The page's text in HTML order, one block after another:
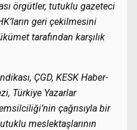
örgütler, tutuklu gazeteci
geri çekilmesini
tarafından karşılık
ÇGD, KESK Haber-
Türkiye Yazarlar
çağrısıyla bir
meslektaşlarının